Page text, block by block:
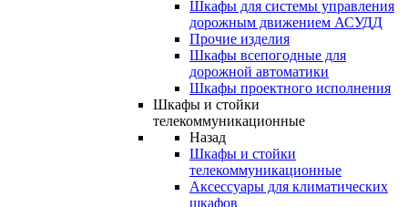
Шкафы для системы управления
дорожным движением АСУДД
Прочие изделия
Шкафы всепогодные для
дорожной автоматики
Шкафы проектного исполнения
Шкафы и стойки
телекоммуникационные
Назад
Шкафы и стойки
телекоммуникационные
Аксессуары для климатических
шкафов